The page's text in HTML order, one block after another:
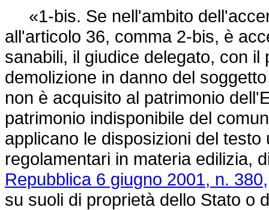
«1-bis. Se nell'ambito
all'articolo 36, comma 2-bis, è
sanabili, il giudice delegato, con
demolizione in danno del
non è acquisito al patrimonio
patrimonio indisponibile del
applicano le disposizioni del
regolamentari in materia edilizia,
Repubblica 6 giugno 2001, n. 380,
su suoli di proprietà dello Stato o